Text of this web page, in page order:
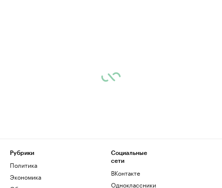
Рубрики
Политика
Экономика
Социальные
сети
ВКонтакте
Одноклассники